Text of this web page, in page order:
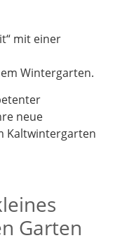
mit einer
Wintergarten.
neue
Kaltwintergarten
Garten